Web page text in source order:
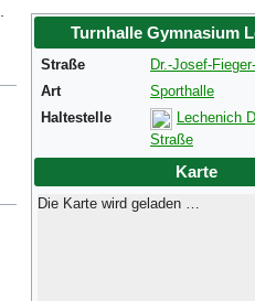
Turnhalle Gymnasium
Straße
Dr.-Josef-
Art
Sporthalle
Haltestelle
Lechenich
Straße
Karte
Die Karte wird geladen …